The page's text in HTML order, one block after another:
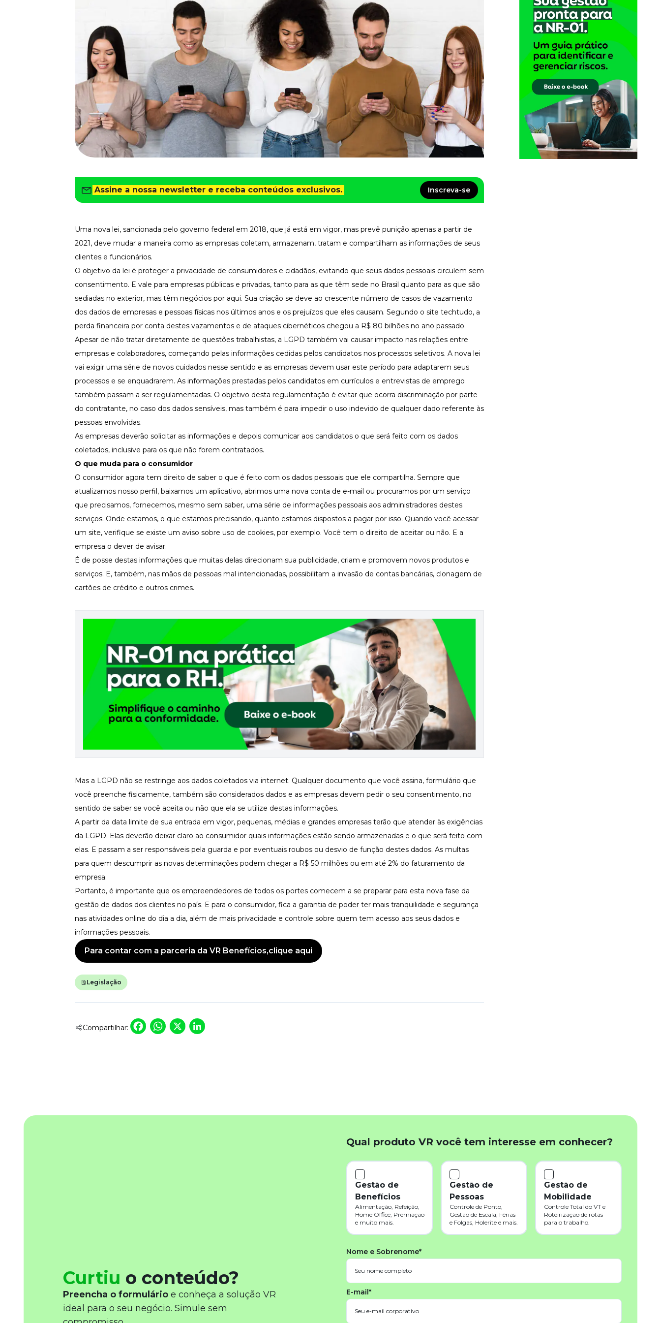
Para o Trabalhador
Tudo para facilitar a rotina
VR na Imprensa
Todos os Cursos
Explore o nosso acervo
Departamento Pessoal
Para simplificar os processos
Eleve os resultados da organização
Gestão de Pessoas e Liderança
Capacitação com especialistas
Fortaleça a cultura organizacional
Treinamento de Produto
Materiais Gratuitos
Materiais Gratuitos
Todos os Materiais Gratuitos
Confira nossos materiais
Aprofunde seu conhecimento
Ferramentas e Templates
Infográfico
Conteúdo prático e rápido
Materiais centralizados
Newsletters
Assine a nossa newsletter e receba conteúdos exclusivos. Inscreva-se
Uma nova lei, sancionada pelo governo federal em 2018, que já está em vigor, mas prevê punição apenas a partir de
2021, deve mudar a maneira como as empresas coletam, armazenam, tratam e compartilham as informações de seus
clientes e funcionários.
O objetivo da lei é proteger a privacidade de consumidores e cidadãos, evitando que seus dados pessoais circulem sem
consentimento. E vale para empresas públicas e privadas, tanto para as que têm sede no Brasil quanto para as que são
sediadas no exterior, mas têm negócios por aqui. Sua criação se deve ao crescente número de casos de vazamento
dos dados de empresas e pessoas físicas nos últimos anos e os prejuízos que eles causam. Segundo o site techtudo, a
perda financeira por conta destes vazamentos e de ataques cibernéticos chegou a R$ 80 bilhões no ano passado.
Apesar de não tratar diretamente de questões trabalhistas, a LGPD também vai causar impacto nas relações entre
empresas e colaboradores, começando pelas informações cedidas pelos candidatos nos processos seletivos. A nova lei
vai exigir uma série de novos cuidados nesse sentido e as empresas devem usar este período para adaptarem seus
processos e se enquadrarem. As informações prestadas pelos candidatos em currículos e entrevistas de emprego
também passam a ser regulamentadas. O objetivo desta regulamentação é evitar que ocorra discriminação por parte
do contratante, no caso dos dados sensíveis, mas também é para impedir o uso indevido de qualquer dado referente às
pessoas envolvidas.
As empresas deverão solicitar as informações e depois comunicar aos candidatos o que será feito com os dados
coletados, inclusive para os que não forem contratados.
O que muda para o consumidor
O consumidor agora tem direito de saber o que é feito com os dados pessoais que ele compartilha. Sempre que
atualizamos nosso perfil, baixamos um aplicativo, abrimos uma nova conta de e-mail ou procuramos por um serviço
que precisamos, fornecemos, mesmo sem saber, uma série de informações pessoais aos administradores destes
serviços. Onde estamos, o que estamos precisando, quanto estamos dispostos a pagar por isso. Quando você acessar
um site, verifique se existe um aviso sobre uso de cookies, por exemplo. Você tem o direito de aceitar ou não. E a
empresa o dever de avisar.
É de posse destas informações que muitas delas direcionam sua publicidade, criam e promovem novos produtos e
serviços. E, também, nas mãos de pessoas mal intencionadas, possibilitam a invasão de contas bancárias, clonagem de
cartões de crédito e outros crimes.
Mas a LGPD não se restringe aos dados coletados via internet. Qualquer documento que você assina, formulário que
você preenche fisicamente, também são considerados dados e as empresas devem pedir o seu consentimento, no
sentido de saber se você aceita ou não que ela se utilize destas informações.
A partir da data limite de sua entrada em vigor, pequenas, médias e grandes empresas terão que atender às exigências
da LGPD. Elas deverão deixar claro ao consumidor quais informações estão sendo armazenadas e o que será feito com
elas. E passam a ser responsáveis pela guarda e por eventuais roubos ou desvio de função destes dados. As multas
para quem descumprir as novas determinações podem chegar a R$ 50 milhões ou em até 2% do faturamento da
empresa.
Portanto, é importante que os empreendedores de todos os portes comecem a se preparar para esta nova fase da
gestão de dados dos clientes no país. E para o consumidor, fica a garantia de poder ter mais tranquilidade e segurança
nas atividades online do dia a dia, além de mais privacidade e controle sobre quem tem acesso aos seus dados e
informações pessoais.
Para contar com a parceria da VR Benefícios,clique aqui
Legislação
Compartilhar: Facebook
WhatsApp
X
Curtiu o conteúdo?
Preencha o formulário e conheça a solução VR
ideal para o seu negócio. Simule sem
Qual produto VR você tem interesse em conhecer?
Gestão de
Benefícios
Alimentação, Refeição,
Home Office, Premiação
e muito mais.
Gestão de
Pessoas
Controle de Ponto,
Gestão de Escala, Férias
e Folgas, Holerite e mais.
Gestão de
Mobilidade
Controle Total do VT e
Roteirização de rotas
para o trabalho.
Nome e Sobrenome*
E-mail*